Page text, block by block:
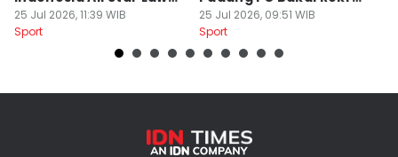
Aston Villa
25 Jul 2026, 11:39 WIB
Sport
Striker Baru
25 Jul 2026, 09:51 WIB
Sport